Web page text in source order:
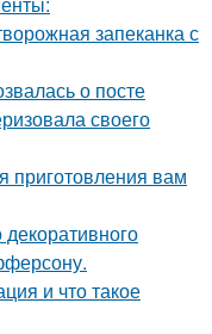
запеканка с
о посте
своего
вам
декоративного
и что такое